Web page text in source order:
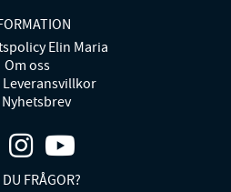
Elin Maria
Om oss
Leveransvillkor
FRÅGOR?